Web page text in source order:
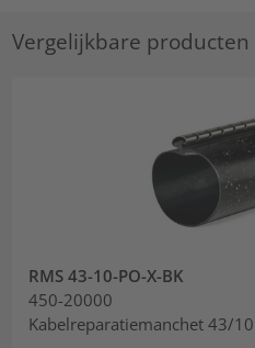
Vergelijkbare producten
RMS 43-10-PO-X-BK
450-20000
Kabelreparatiemanchet 43/